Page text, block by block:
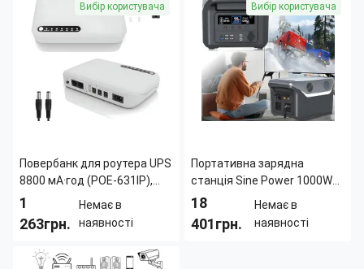
Ширина:
205 мм
Цвет корпуса:
Вес:
255 мм
Ширина:205 мм
Цвет корпуса:
Черный
Вес:5 кг
Высота:255 мм
Вибір користувача
Повербанк для роутера UPS
8800 мА·год (POE-631IP),
ДБЖ для безперервного
UPS 5V/9V/12V/15V
1
263грн.
Немає в
наявності
Длина:
Ширина:110 мм
Вибір користувача
Портативна зарядна
станція Sine Power 1000W
25.6 V 30 A з чистою
бездротовою зарядкою
18
401грн.
Немає в
наявності